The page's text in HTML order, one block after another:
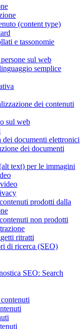
(content type)
e tassonomie
sul web
semplice
dei contenuti
sul web
documenti elettronici
dei documenti
text) per le immagini
prodotti dalla
non prodotti
ritratti
di ricerca (SEO)
SEO: Search